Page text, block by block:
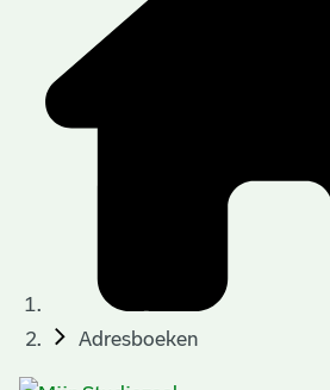
Adresboeken